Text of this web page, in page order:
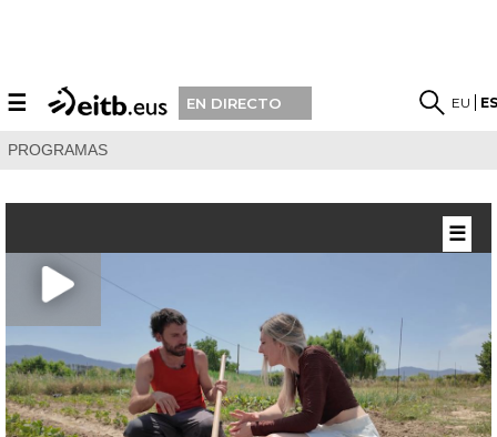
☰ EN DIRECTO EU
PROGRAMAS
☰